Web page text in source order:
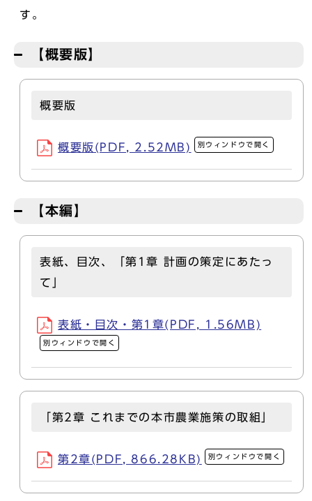
す。
【概要版】
概要版
概要版(PDF, 2.52MB) 別ウィンドウで開く
【本編】
表紙、目次、「第1章 計画の策定にあたっ
て」
表紙・目次・第1章(PDF, 1.56MB)
別ウィンドウで開く
「第2章 これまでの本市農業施策の取組」
第2章(PDF, 866.28KB) 別ウィンドウで開く